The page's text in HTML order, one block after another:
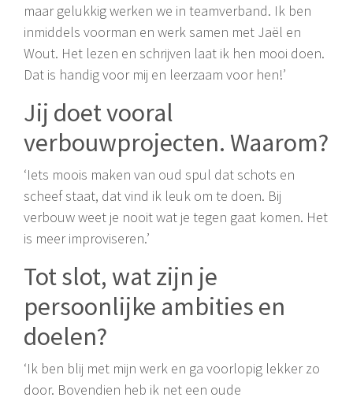
maar gelukkig werken we in teamverband. Ik ben
inmiddels voorman en werk samen met Jaël en
Wout. Het lezen en schrijven laat ik hen mooi doen.
Dat is handig voor mij en leerzaam voor hen!’
Jij doet vooral
verbouwprojecten. Waarom?
‘Iets moois maken van oud spul dat schots en
scheef staat, dat vind ik leuk om te doen. Bij
verbouw weet je nooit wat je tegen gaat komen. Het
is meer improviseren.’
Tot slot, wat zijn je
persoonlijke ambities en
doelen?
‘Ik ben blij met mijn werk en ga voorlopig lekker zo
door. Bovendien heb ik net een oude